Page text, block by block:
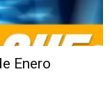
Enero